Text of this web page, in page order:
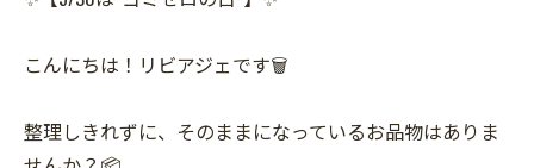
こんにちは！リビアジェです🗑️
整理しきれずに、そのままになっているお品物はありま